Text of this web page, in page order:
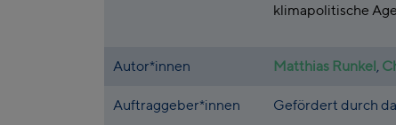
klimapolitische
Autor*innen Matthias Runkel
Auftraggeber*innen Gefördert durch